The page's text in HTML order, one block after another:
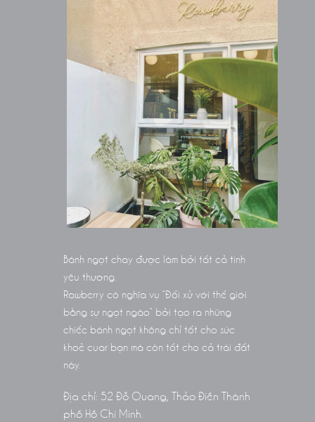
Bánh ngọt chay được làm bởi tất cả tình
yêu thương.
Rawberry có nghĩa vụ “Đối xử với thế giới
bằng sự ngọt ngào” bởi tạo ra những
chiếc bánh ngọt không chỉ tốt cho sức
khoẻ cuar bạn mà còn tốt cho cả trái đất
này.
Địa chỉ: 52 Đỗ Quang, Thảo Điền Thành
phố Hồ Chí Minh.